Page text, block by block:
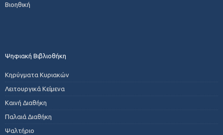
Βιοηθική
Ψηφιακή Βιβλιοθήκη
Κηρύγματα Κυριακών
Λειτουργικά Κείμενα
Καινή Διαθήκη
Παλαιά Διαθήκη
Ψαλτήριο